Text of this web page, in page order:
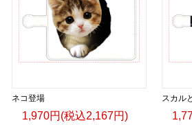
ネコ登場
1,970円(税込2,167円)
スカル